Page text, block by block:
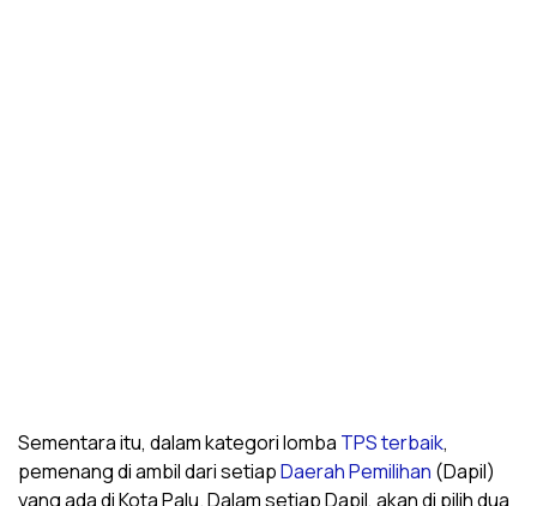
Sementara itu, dalam kategori lomba TPS terbaik,
pemenang di ambil dari setiapDaerah Pemilihan (Dapil)
yang ada di Kota Palu. Dalam setiap Dapil, akan di pilih dua